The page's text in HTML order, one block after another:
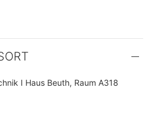
I Haus Beuth, Raum A318